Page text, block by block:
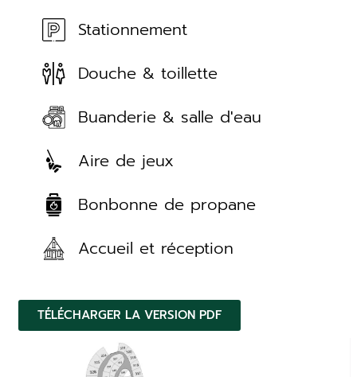
Stationnement
Douche & toillette
Buanderie & salle d'eau
Aire de jeux
Bonbonne de propane
Accueil et réception
TÉLÉCHARGER LA VERSION PDF